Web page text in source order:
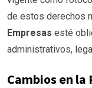
de estos derechos
Empresas esté
administrativos,
Cambios en